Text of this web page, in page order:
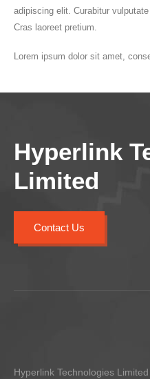
adipiscing elit. Curabitur
Cras laoreet pretium.
Lorem ipsum dolor sit amet,
Hyperlink
Limited
Contact Us
Hyperlink Technologies